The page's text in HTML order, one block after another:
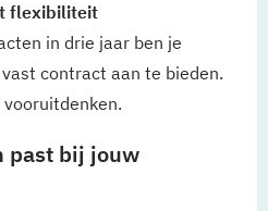
flexibiliteit
in drie jaar ben je
contract aan te bieden.
past bij jouw